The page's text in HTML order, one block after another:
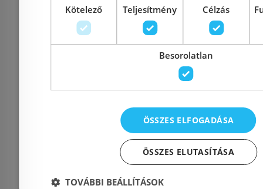
207 100 Ft186 390 Ft
Kosárba
192 100 Ft
-5%
Rendelésre Rendelésre
Kötelező Teljesítmény Célzás
Besorolatlan
ÖSSZES ELFOGADÁSA
ÖSSZES ELUTASÍTÁSA
TOVÁBBI BEÁLLÍTÁSOK